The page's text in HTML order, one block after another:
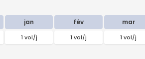
jan fév mar
1 vol/j 1 vol/j 1 vol/j